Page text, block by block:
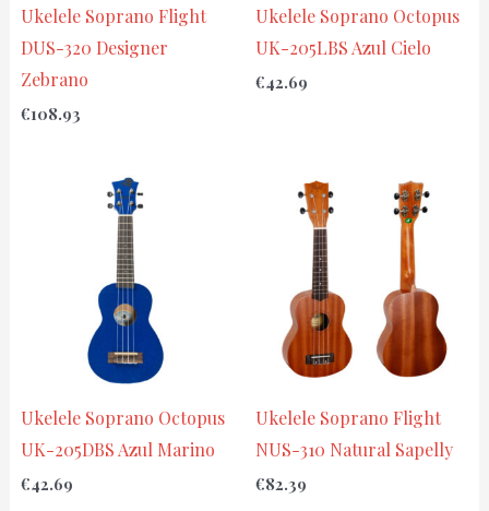
Ukelele Soprano Flight
DUS-320 Designer
Zebrano
€108.93
Ukelele Soprano Octopus
UK-205LBS Azul Cielo
€42.69
Ukelele Soprano Octopus
UK-205DBS Azul Marino
€42.69
Ukelele Soprano Flight
NUS-310 Natural Sapelly
€82.39